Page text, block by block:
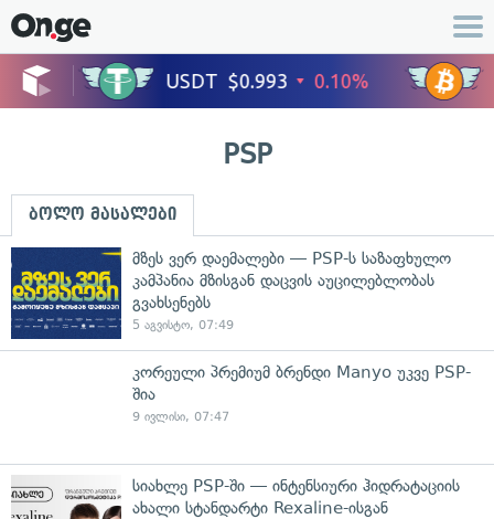
PSP
ბოლო მასალები
მზეს ვერ დაემალები — PSP-ს საზაფხულო
კამპანია მზისგან დაცვის აუცილებლობას
გვახსენებს
5 აგვისტო, 07:49
კორეული პრემიუმ ბრენდი Manyo უკვე PSP-
შია
9 ივლისი, 07:47
სიახლე PSP-ში — ინტენსიური ჰიდრატაციის
ახალი სტანდარტი Rexaline-ისგან